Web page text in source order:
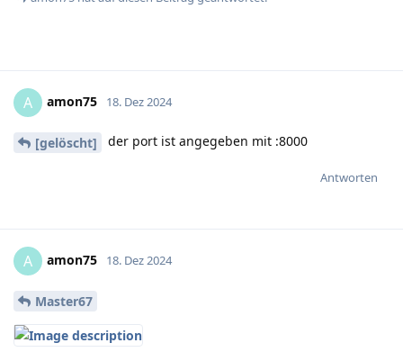
A amon75 18. Dez 2024
[gelöscht] der port ist angegeben mit :8000
Antworten
A amon75 18. Dez 2024
Master67